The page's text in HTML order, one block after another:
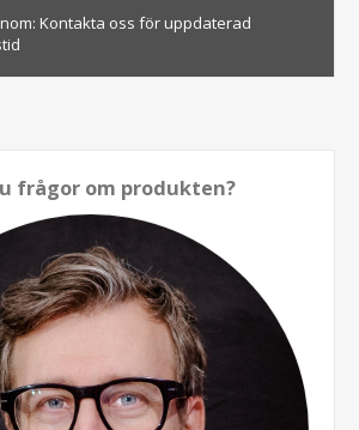
Kontakta oss för uppdaterad
frågor om produkten?